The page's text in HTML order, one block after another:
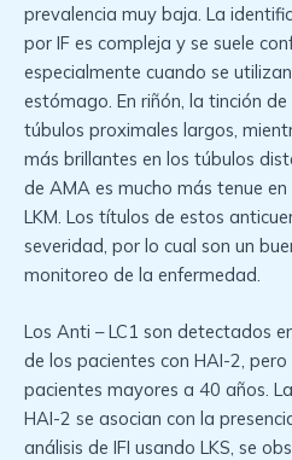
prevalencia muy baja. La
por IF es compleja y se suele
especialmente cuando se
estómago. En riñón, la tinción
túbulos proximales largos,
más brillantes en los túbulos
de AMA es mucho más tenue
LKM. Los títulos de estos
severidad, por lo cual son un
monitoreo de la enfermedad.
Los Anti – LC1 son detectados
de los pacientes con HAI-2,
pacientes mayores a 40 años.
HAI-2 se asocian con la
análisis de IFI usando LKS, se